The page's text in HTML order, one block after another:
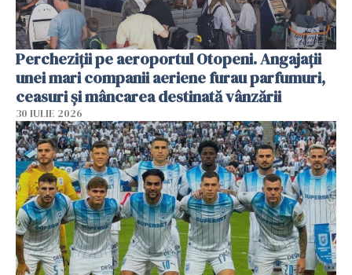
Percheziții pe aeroportul Otopeni. Angajații
unei mari companii aeriene furau parfumuri,
ceasuri și mâncarea destinată vânzării
30 IULIE 2026